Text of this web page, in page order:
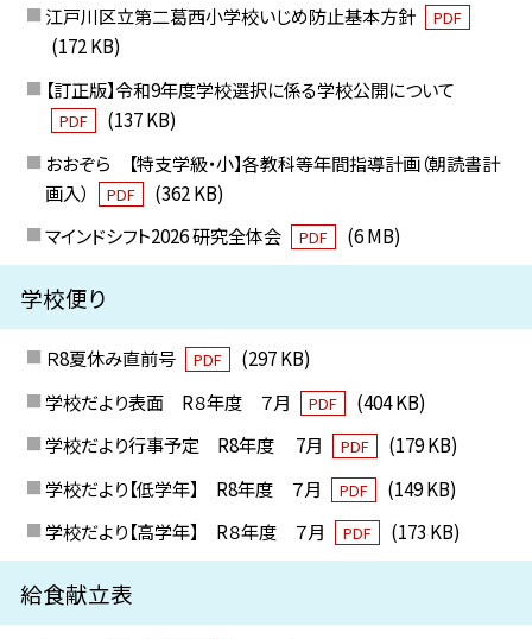
江戸川区立第二葛西小学校いじめ防止基本方針 PDF
(172 KB)
【訂正版】令和9年度学校選択に係る学校公開について
PDF
(137 KB)
おおぞら 【特支学級・小】各教科等年間指導計画（朝読書計
画入）
PDF
(362 KB)
マインドシフト2026 研究全体会
PDF (6 MB)
学校便り
Ｒ8夏休み直前号 PDF
(297 KB)
学校だより表面 R８年度 ７月
PDF
(404 KB)
学校だより行事予定 R8年度 7月
PDF
(179 KB)
学校だより【低学年】 R8年度 ７月
PDF
(149 KB)
学校だより【高学年】 R８年度 ７月
PDF (173 KB)
給食献立表